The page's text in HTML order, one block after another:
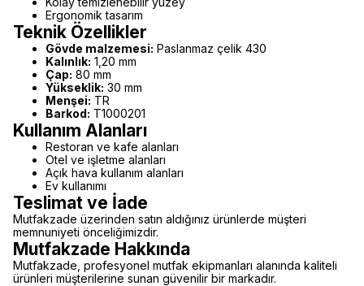
Ergonomik tasarım
Teknik Özellikler
Gövde malzemesi: Paslanmaz çelik 430
Kalınlık: 1,20 mm
Çap: 80 mm
Yükseklik: 30 mm
Menşei: TR
Barkod: T1000201
Kullanım Alanları
Restoran ve kafe alanları
Otel ve işletme alanları
Açık hava kullanım alanları
Ev kullanımı
Teslimat ve İade
Mutfakzade üzerinden satın aldığınız ürünlerde müşteri
memnuniyeti önceliğimizdir.
Mutfakzade Hakkında
Mutfakzade, profesyonel mutfak ekipmanları alanında kaliteli
ürünleri müşterilerine sunan güvenilir bir markadır.